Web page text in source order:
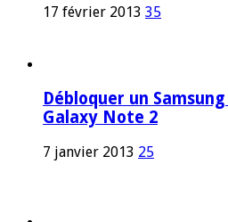
17 février 2013 35
Débloquer un
Galaxy Note 2
7 janvier 2013 25